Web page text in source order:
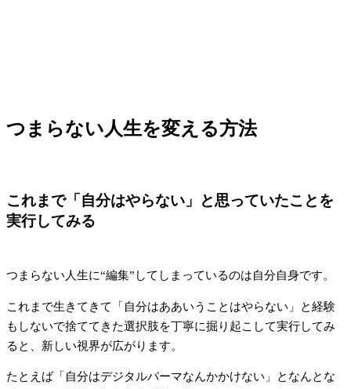
つまらない人生を変える方法
これまで「自分はやらない」と思っていたことを
実行してみる
つまらない人生に“編集”してしまっているのは自分自身です。
これまで生きてきて「自分はああいうことはやらない」と経験
もしないで捨ててきた選択肢を丁寧に掘り起こして実行してみ
ると、新しい視界が広がります。
たとえば「自分はデジタルパーマなんかかけない」となんとな